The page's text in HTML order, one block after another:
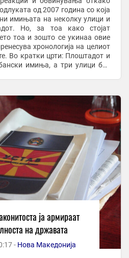
од 2007 година со која
имињата на неколку улици и
Но, за тоа како стојат
тоа и зошто се укинаа овие
хронологија на целиот
Во кратки црти: Плоштадот и
имиња, а три улици беа
ја армираат
на државата
- Нова Македонија